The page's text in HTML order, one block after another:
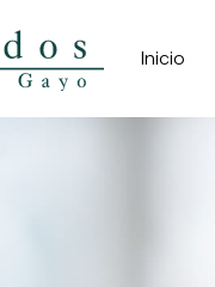
Inicio